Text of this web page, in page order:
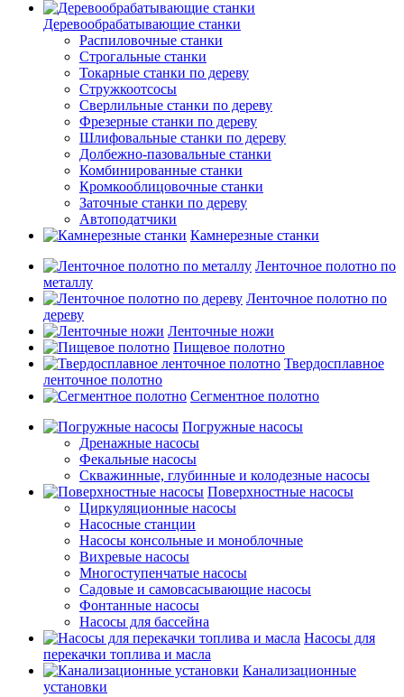
Деревообрабатывающие станки
Распиловочные станки
Строгальные станки
Токарные станки по дереву
Стружкоотсосы
Сверлильные станки по дереву
Фрезерные станки по дереву
Шлифовальные станки по дереву
Долбежно-пазовальные станки
Комбинированные станки
Кромкооблицовочные станки
Заточные станки по дереву
Автоподатчики
Камнерезные станки
Ленточное полотно по
металлу
Ленточное полотно по
дереву
Ленточные ножи
Пищевое полотно
Твердосплавное
ленточное полотно
Сегментное полотно
Погружные насосы
Дренажные насосы
Фекальные насосы
Скважинные, глубинные и колодезные насосы
Поверхностные насосы
Циркуляционные насосы
Насосные станции
Насосы консольные и моноблочные
Вихревые насосы
Многоступенчатые насосы
Садовые и самовсасывающие насосы
Фонтанные насосы
Насосы для бассейна
Насосы для
перекачки топлива и масла
Канализационные
установки